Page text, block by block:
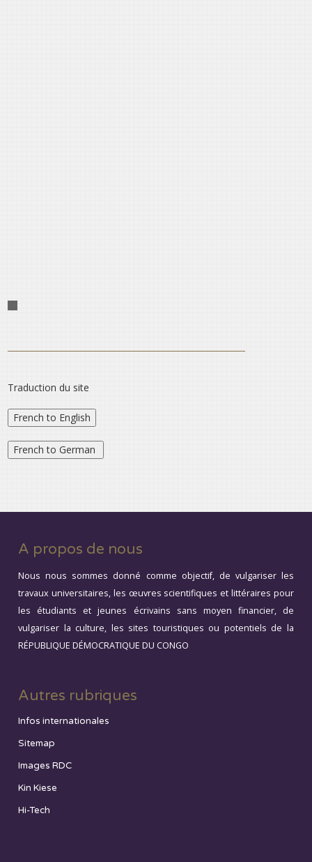
Traduction du site
A propos de nous
Nous nous sommes donné comme objectif, de vulgariser les
travaux universitaires, les œuvres scientifiques et littéraires pour
les étudiants et jeunes écrivains sans moyen financier, de
vulgariser la culture, les sites touristiques ou potentiels de la
RÉPUBLIQUE DÉMOCRATIQUE DU CONGO
Autres rubriques
Infos internationales
Sitemap
Images RDC
Kin Kiese
Hi-Tech